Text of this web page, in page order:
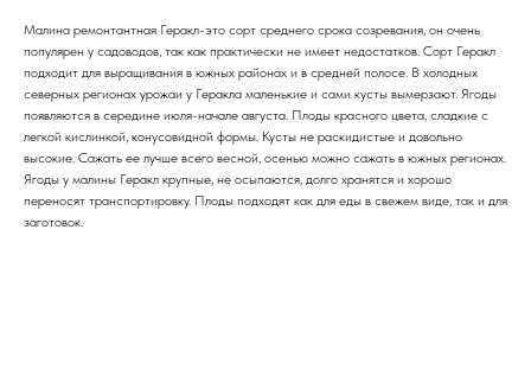
Малина ремонтантная Геракл-это сорт среднего срока созревания, он очень
популярен у садоводов, так как практически не имеет недостатков. Сорт Геракл
подходит для выращивания в южных районах и в средней полосе. В холодных
северных регионах урожаи у Геракла маленькие и сами кусты вымерзают. Ягоды
появляются в середине июля-начале августа. Плоды красного цвета, сладкие с
легкой кислинкой, конусовидной формы. Кусты не раскидистые и довольно
высокие. Сажать ее лучше всего весной, осенью можно сажать в южных регионах.
Ягоды у малины Геракл крупные, не осыпаются, долго хранятся и хорошо
переносят транспортировку. Плоды подходят как для еды в свежем виде, так и для
заготовок.